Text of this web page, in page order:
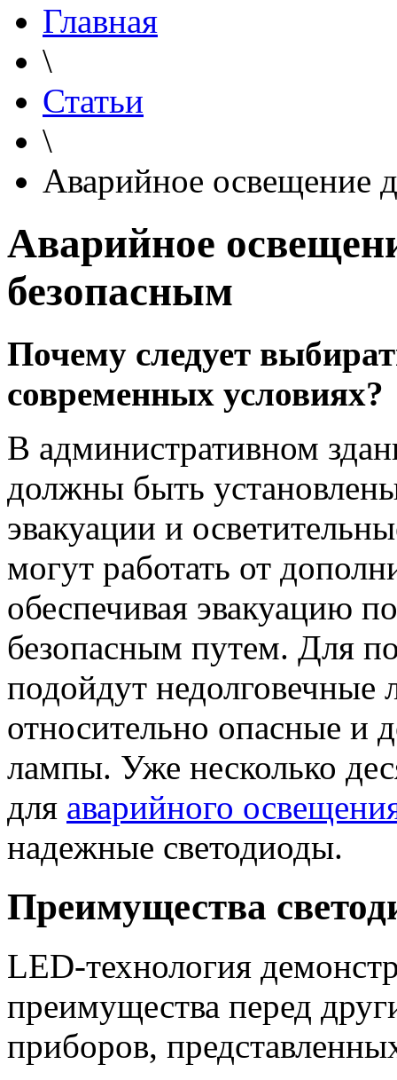
Главная
\
Статьи
\
Аварийное освещение
Аварийное
безопасным
Почему следует
современных условиях?
В административном
должны быть
эвакуации и
могут работать от
обеспечивая эвакуацию
безопасным путем. Для
подойдут недолговечные
относительно опасные и
лампы. Уже несколько
для аварийного
надежные светодиоды.
Преимущества
LED-технология
преимущества перед
приборов,